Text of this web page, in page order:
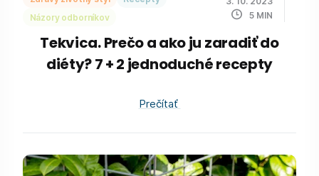
Názory odborníkov
5 MIN
Tekvica. Prečo a ako ju zaradiť do
diéty? 7 + 2 jednoduché recepty
Prečítať